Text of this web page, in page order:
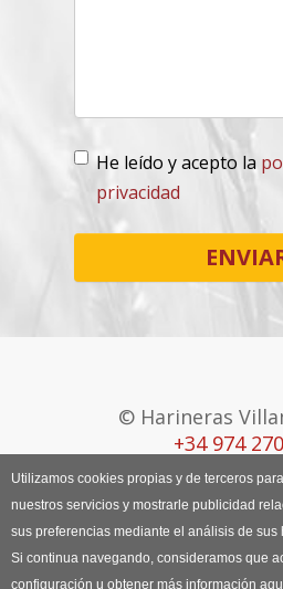
He leído y acepto la
privacidad
Lopd*
© Harineras
+34 974
Canal Ético
Aviso
Utilizamos cookies propias y de terceros
nuestros servicios y mostrarle publicidad
sus preferencias mediante el análisis de
Si continua navegando, consideramos que
configuración u obtener más información